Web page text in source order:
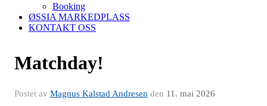
Booking
ØSSIA MARKEDPLASS
KONTAKT OSS
Matchday!
Postet av Magnus Kalstad Andresen den 11. mai 2026